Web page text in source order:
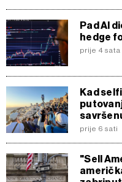
Pad AI
hedge
prije 4 sata
Kad
prije 6 sati
"Sell